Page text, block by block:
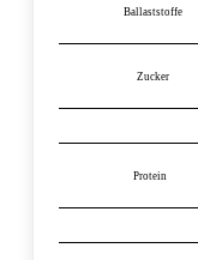
Ballaststoffe
Zucker
Protein